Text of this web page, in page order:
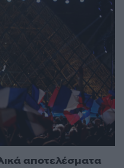
αποτελέσματα